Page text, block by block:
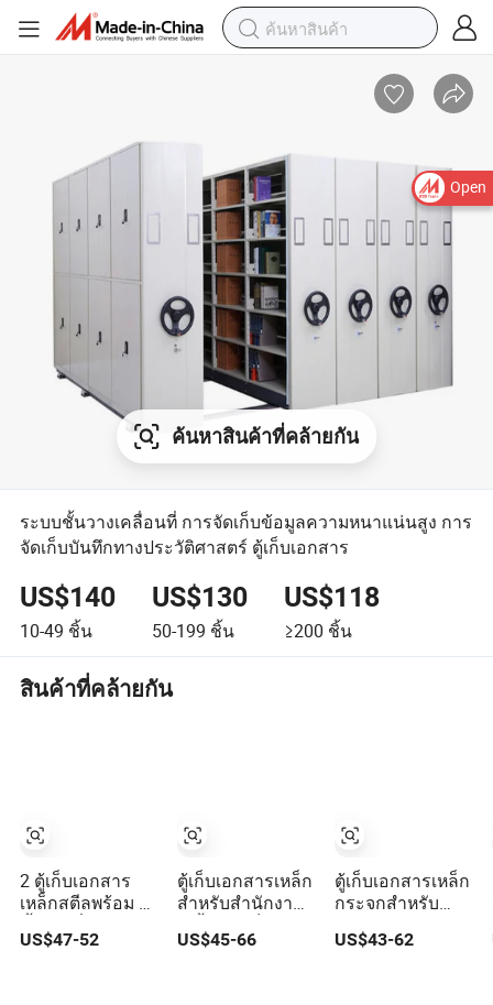
Open
ค้นหาสินค้าที่คล้ายกัน
ระบบชั้นวางเคลื่อนที่ การจัดเก็บข้อมูลความหนาแน่นสูง การ
จัดเก็บบันทึกทางประวัติศาสตร์ ตู้เก็บเอกสาร
US$140
10-49 ชิ้น
US$130
50-199 ชิ้น
US$118
≥200 ชิ้น
สินค้าที่คล้ายกัน
2 ตู้เก็บเอกสาร
เหล็กสตีลพร้อม 4
ชั้นวางที่ปรับได้
ขายส่งที่กำหนด
US$47-52
ตู้เก็บเอกสารเหล็ก
สำหรับสำนักงาน
ตู้เสื้อผ้า ตู้ล็อก
เกอร์ ตู้เก็บของ
US$45-66
ตู้เก็บเอกสารเหล็ก
กระจกสำหรับ
สำนักงาน
US$43-62